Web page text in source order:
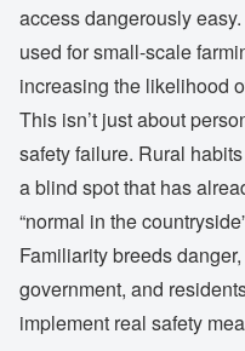
access dangerously
used for small-scale
increasing the likelihood
This isn’t just about
safety failure. Rural
a blind spot that has
“normal in the
Familiarity breeds
government, and
implement real safety